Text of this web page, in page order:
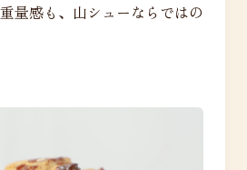
量感も、山シューならではの